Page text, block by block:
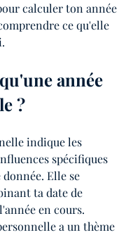
calculer ton année
ce qu'elle
année
?
indique les
spécifiques
Elle se
ta date de
en cours.
a un thème